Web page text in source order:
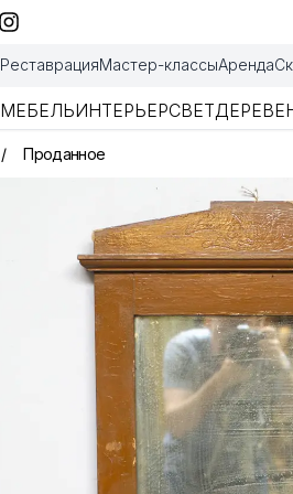
РеставрацияМастер-классыАренда
МЕБЕЛЬИНТЕРЬЕРСВЕТ
/ Проданное